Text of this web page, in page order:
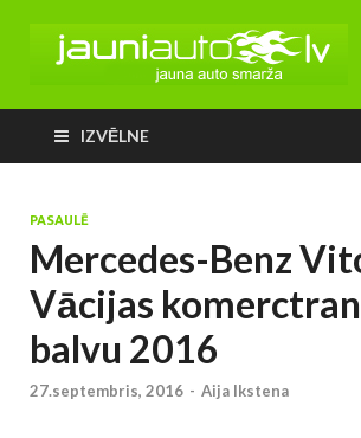
IZVĒLNE
PASAULĒ
Mercedes-Benz
Vācijas
balvu 2016
27.septembris, 2016 - Aija Ikstena